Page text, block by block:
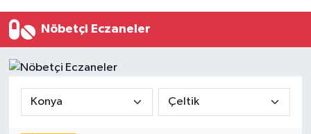
Nöbetçi Eczaneler
Bölge
Siyaset
Spor
İstanbul Trafik Yoğunluk Haritası
Süper Lig Puan Durumu ve Fikstür
Tüm Manşetler